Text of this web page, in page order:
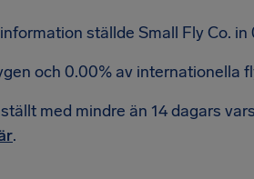
ställde Small Fly Co. in
och 0.00% av internationella
med mindre än 14 dagars
.